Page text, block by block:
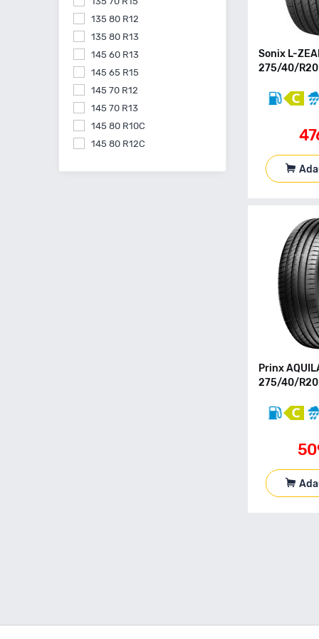
Sonix L-
275/40/R20
Prinx
275/40/R20
Triangle
Tristar
Uniroyal
Viking
Vredestein
Windforce
Yokohama
Zeetex
135 80 R12
135 80 R13
145 60 R13
145 65 R15
145 70 R12
145 70 R13
145 80 R10C
145 80 R12C
165 65 R13